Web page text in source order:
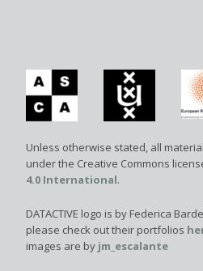
Unless otherwise stated, all
under the Creative Commons
4.0 International.
DATACTIVE logo is by Federica
please check out their portfolios
images are by jm_escalante